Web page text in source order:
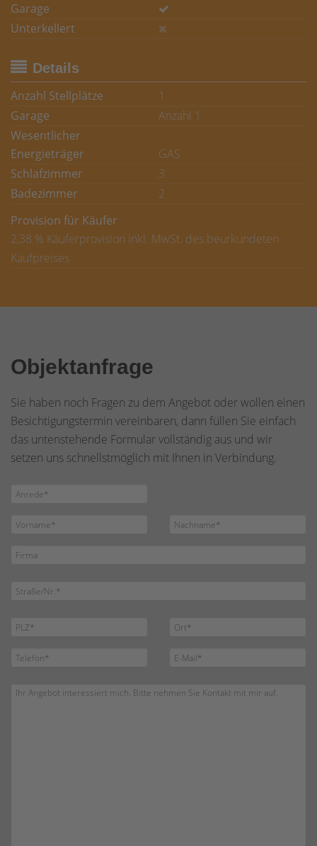
Garage
Unterkellert
Details
Anzahl Stellplätze
1
Garage
Anzahl 1
Wesentlicher
Energieträger
GAS
Schlafzimmer
3
Badezimmer
2
Provision für Käufer
2,38 % Käuferprovision inkl. MwSt. des beurkundeten
Kaufpreises
Objektanfrage
Sie haben noch Fragen zu dem Angebot oder wollen einen
Besichtigungstermin vereinbaren, dann füllen Sie einfach
das untenstehende Formular vollständig aus und wir
setzen uns schnellstmöglich mit Ihnen in Verbindung.